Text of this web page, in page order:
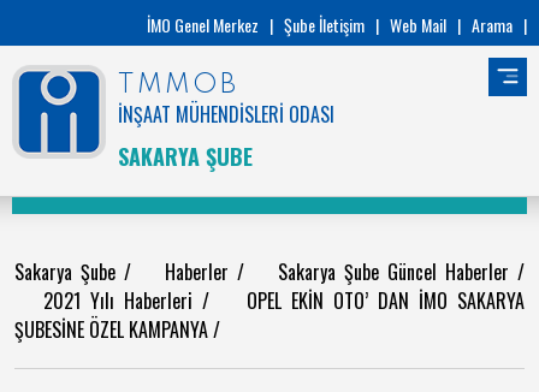
İMO Genel Merkez | Şube İletişim | Web Mail | Arama |
TMMOB
İNŞAAT MÜHENDİSLERİ ODASI
SAKARYA ŞUBE
Sakarya Şube / Haberler / Sakarya Şube Güncel Haberler /
2021 Yılı Haberleri / OPEL EKİN OTO’ DAN İMO SAKARYA
ŞUBESİNE ÖZEL KAMPANYA/